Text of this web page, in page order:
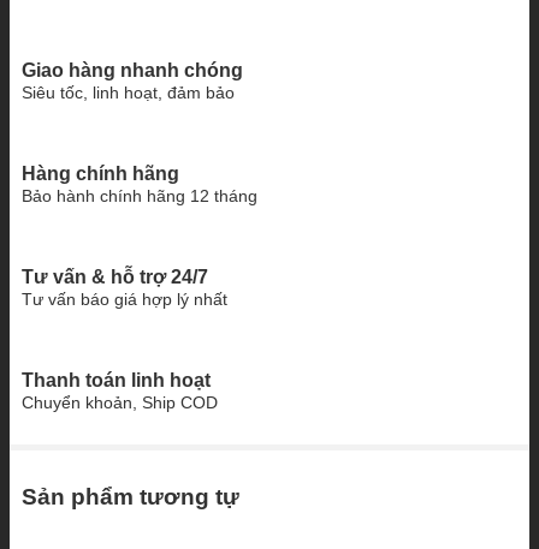
Giao hàng nhanh chóng
Siêu tốc, linh hoạt, đảm bảo
Hàng chính hãng
Bảo hành chính hãng 12 tháng
Tư vấn & hỗ trợ 24/7
Tư vấn báo giá hợp lý nhất
Thanh toán linh hoạt
Chuyển khoản, Ship COD
Sản phẩm tương tự